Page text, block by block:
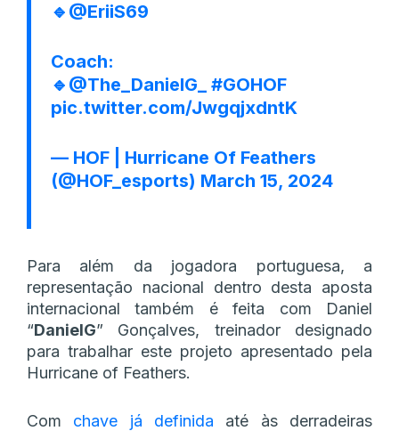
🔹 @EriiS69
Coach:
🔹 @The_DanielG_
#GOHOF
pic.twitter.com/JwgqjxdntK
— HOF | Hurricane Of Feathers
(@HOF_esports) March 15, 2024
Para além da jogadora portuguesa, a
representação nacional dentro desta aposta
internacional também é feita com Daniel
“DanielG” Gonçalves, treinador designado
para trabalhar este projeto apresentado pela
Hurricane of Feathers.
Com chave já definida até às derradeiras